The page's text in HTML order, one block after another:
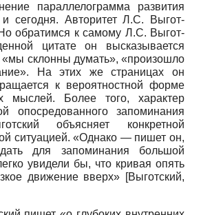
параллелограмма развития
и сегодня. Авторитет Л.С. Выгот­
обратимся к самому Л.С. Выгот­
цитате он высказывается
«мы склонны думать», «произошло
На этих же страницах он
к вероятностной форме
мыслей. Более того, характер
опосредованного запоминания
объясняет конкретной
ситуацией. «Однако — пишет он,
для запоминания большой
увидели бы, что кривая опять
движение вверх» [Выготский,